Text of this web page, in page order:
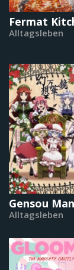
Fermat
Alltagsleben
Gensou
Alltagsleben